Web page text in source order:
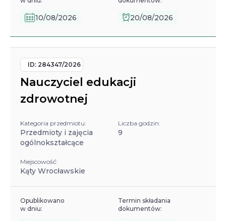
10/08/2026 20/08/2026
ID: 284347/2026
Nauczyciel edukacji
zdrowotnej
Kategoria przedmiotu:
Przedmioty i zajęcia
ogólnokształcące
Liczba godzin:
9
Miejscowość:
Kąty Wrocławskie
Opublikowano
w dniu:
Termin składania
dokumentów: